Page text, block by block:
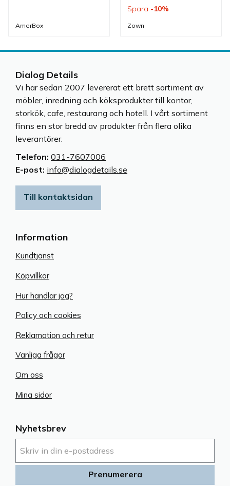
mycket mer.
AmerBox
passar bra vid event,
skidanläggningar.
Spara 10%
Zown
Nyhetsbrev
Prenumerera
Information
Kundtjänst
Köpvillkor
Hur handlar jag?
Policy och cookies
Reklamation och retur
Vanliga frågor
Om oss
Mina sidor
Dialog Details
Vi har sedan 2007 levererat ett brett sortiment av
möbler, inredning och köksprodukter till kontor,
storkök, cafe, restaurang och hotell. I vårt sortiment
finns en stor bredd av produkter från flera olika
leverantörer.
Telefon: 031-7607006
E-post: info@dialogdetails.se
Till kontaktsidan